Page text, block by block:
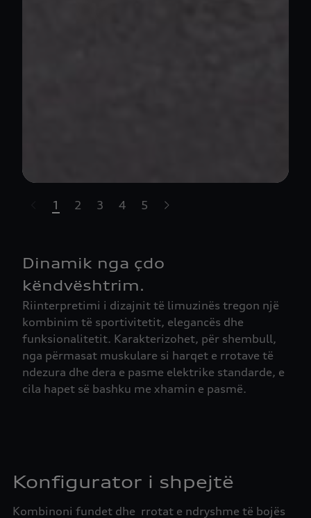
highlights.skipLinkText__
1 2 3 4 5
Dinamik nga çdo
këndvështrim.
Riinterpretimi i dizajnit të limuzinës tregon një
kombinim të sportivitetit, elegancës dhe
funksionalitetit. Karakterizohet, për shembull,
nga përmasat muskulare si harqet e rrotave të
ndezura dhe dera e pasme elektrike standarde, e
cila hapet së bashku me xhamin e pasmë.
Konfigurator i shpejtë
Kombinoni fundet dhe rrotat e ndryshme të bojës